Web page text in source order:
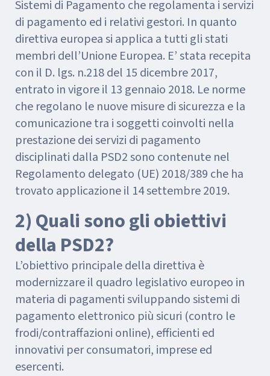
Sistemi di Pagamento che regolamenta i servizi
di pagamento ed i relativi gestori. In quanto
direttiva europea si applica a tutti gli stati
membri dell’Unione Europea. E’ stata recepita
con il D. lgs. n.218 del 15 dicembre 2017,
entrato in vigore il 13 gennaio 2018. Le norme
che regolano le nuove misure di sicurezza e la
comunicazione tra i soggetti coinvolti nella
prestazione dei servizi di pagamento
disciplinati dalla PSD2 sono contenute nel
Regolamento delegato (UE) 2018/389 che ha
trovato applicazione il 14 settembre 2019.
2) Quali sono gli obiettivi
della PSD2?
L’obiettivo principale della direttiva è
modernizzare il quadro legislativo europeo in
materia di pagamenti sviluppando sistemi di
pagamento elettronico più sicuri (contro le
frodi/contraffazioni online), efficienti ed
innovativi per consumatori, imprese ed
esercenti.